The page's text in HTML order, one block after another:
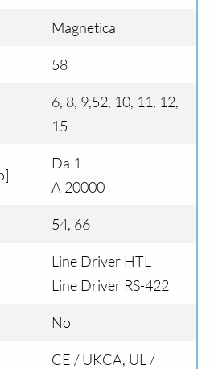
Magnetica
58
6, 8, 9,52, 10, 11, 12,
15
Da 1
A 20000
54, 66
Line Driver HTL
Line Driver RS-422
No
CE / UKCA, UL /